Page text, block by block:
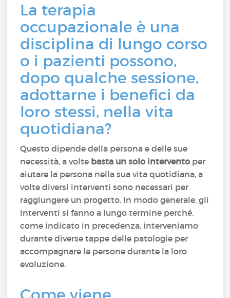
La terapia
occupazionale è una
disciplina di lungo corso
o i pazienti possono,
dopo qualche sessione,
adottarne i benefici da
loro stessi, nella vita
quotidiana?
Questo dipende della persona e delle sue
necessità, a volte basta un solo intervento per
aiutare la persona nella sua vita quotidiana, a
volte diversi interventi sono necessari per
raggiungere un progetto. In modo generale, gli
interventi si fanno a lungo termine perché,
come indicato in precedenza, interveniamo
durante diverse tappe delle patologie per
accompagnare le persone durante la loro
evoluzione.